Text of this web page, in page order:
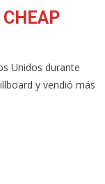
CHEAP
Unidos durante
y vendió más